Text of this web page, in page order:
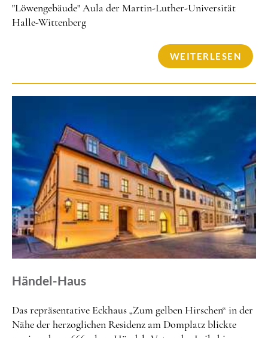
"Löwengebäude" Aula der Martin-Luther-Universität
Halle-Wittenberg
WEITERLESEN
Händel-Haus
Das repräsentative Eckhaus „Zum gelben Hirschen“ in der
Nähe der herzoglichen Residenz am Domplatz blickte